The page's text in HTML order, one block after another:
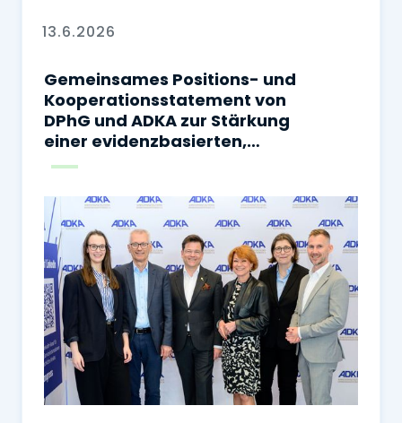
13.6.2026
Gemeinsames Positions- und
Kooperationsstatement von
DPhG und ADKA zur Stärkung
einer evidenzbasierten,
sicheren und
Arzneimitteltherapie